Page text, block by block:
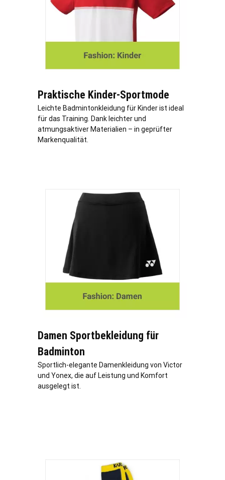
Praktische Kinder-Sportmode
Leichte Badmintonkleidung für Kinder ist ideal
für das Training. Dank leichter und
atmungsaktiver Materialien – in geprüfter
Markenqualität.
Damen Sportbekleidung für
Badminton
Sportlich-elegante Damenkleidung von Victor
und Yonex, die auf Leistung und Komfort
ausgelegt ist.